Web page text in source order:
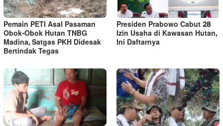
Pemain PETI Asal Pasaman
Obok-Obok Hutan TNBG
Madina, Satgas PKH Didesak
Bertindak Tegas
Presiden Prabowo Cabut 28
Izin Usaha di Kawasan Hutan,
Ini Daftarnya